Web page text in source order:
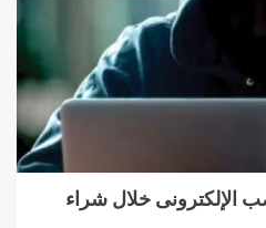
الإلكترونى خلال شراء